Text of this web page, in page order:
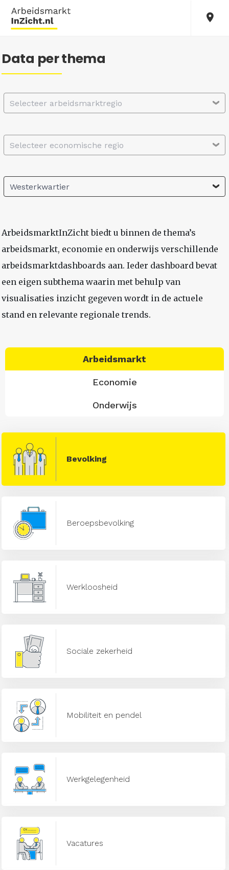
Data per thema
Selecteer arbeidsmarktregio
Selecteer economische regio
Westerkwartier
ArbeidsmarktInZicht biedt u binnen de thema’s
arbeidsmarkt, economie en onderwijs verschillende
arbeidsmarktdashboards aan. Ieder dashboard bevat
een eigen subthema waarin met behulp van
visualisaties inzicht gegeven wordt in de actuele
stand en relevante regionale trends.
Arbeidsmarkt
Economie
Onderwijs
Bevolking
Beroepsbevolking
Werkloosheid
Sociale zekerheid
Mobiliteit en pendel
Werkgelegenheid
Vacatures